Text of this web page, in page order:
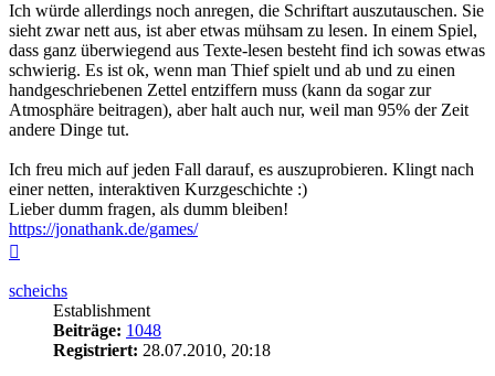
Ich würde allerdings noch anregen, die Schriftart auszutauschen. Sie
sieht zwar nett aus, ist aber etwas mühsam zu lesen. In einem Spiel,
dass ganz überwiegend aus Texte-lesen besteht find ich sowas etwas
schwierig. Es ist ok, wenn man Thief spielt und ab und zu einen
handgeschriebenen Zettel entziffern muss (kann da sogar zur
Atmosphäre beitragen), aber halt auch nur, weil man 95% der Zeit
andere Dinge tut.
Ich freu mich auf jeden Fall darauf, es auszuprobieren. Klingt nach
einer netten, interaktiven Kurzgeschichte :)
Lieber dumm fragen, als dumm bleiben!
https://jonathank.de/games/
scheichs
Establishment
Beiträge: 1048
Registriert: 28.07.2010, 20:18